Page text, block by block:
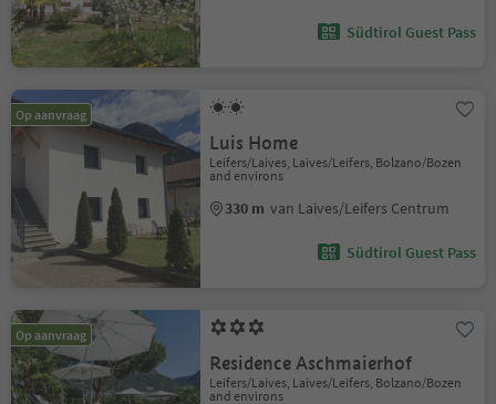
Südtirol Guest Pass
Op aanvraag
Luis Home
Leifers/Laives, Laives/Leifers, Bolzano/Bozen
and environs
330 m van Laives/Leifers Centrum
Südtirol Guest Pass
Op aanvraag
Residence Aschmaierhof
Leifers/Laives, Laives/Leifers, Bolzano/Bozen
and environs